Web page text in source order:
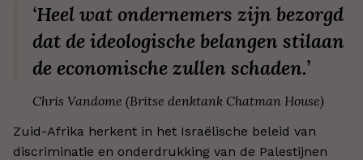
‘Heel wat ondernemers zijn bezorgd
dat de ideologische belangen stilaan
de economische zullen schaden.’
Chris Vandome (Britse denktank Chatman House)
Zuid-Afrika herkent in het Israëlische beleid van
discriminatie en onderdrukking van de Palestijnen